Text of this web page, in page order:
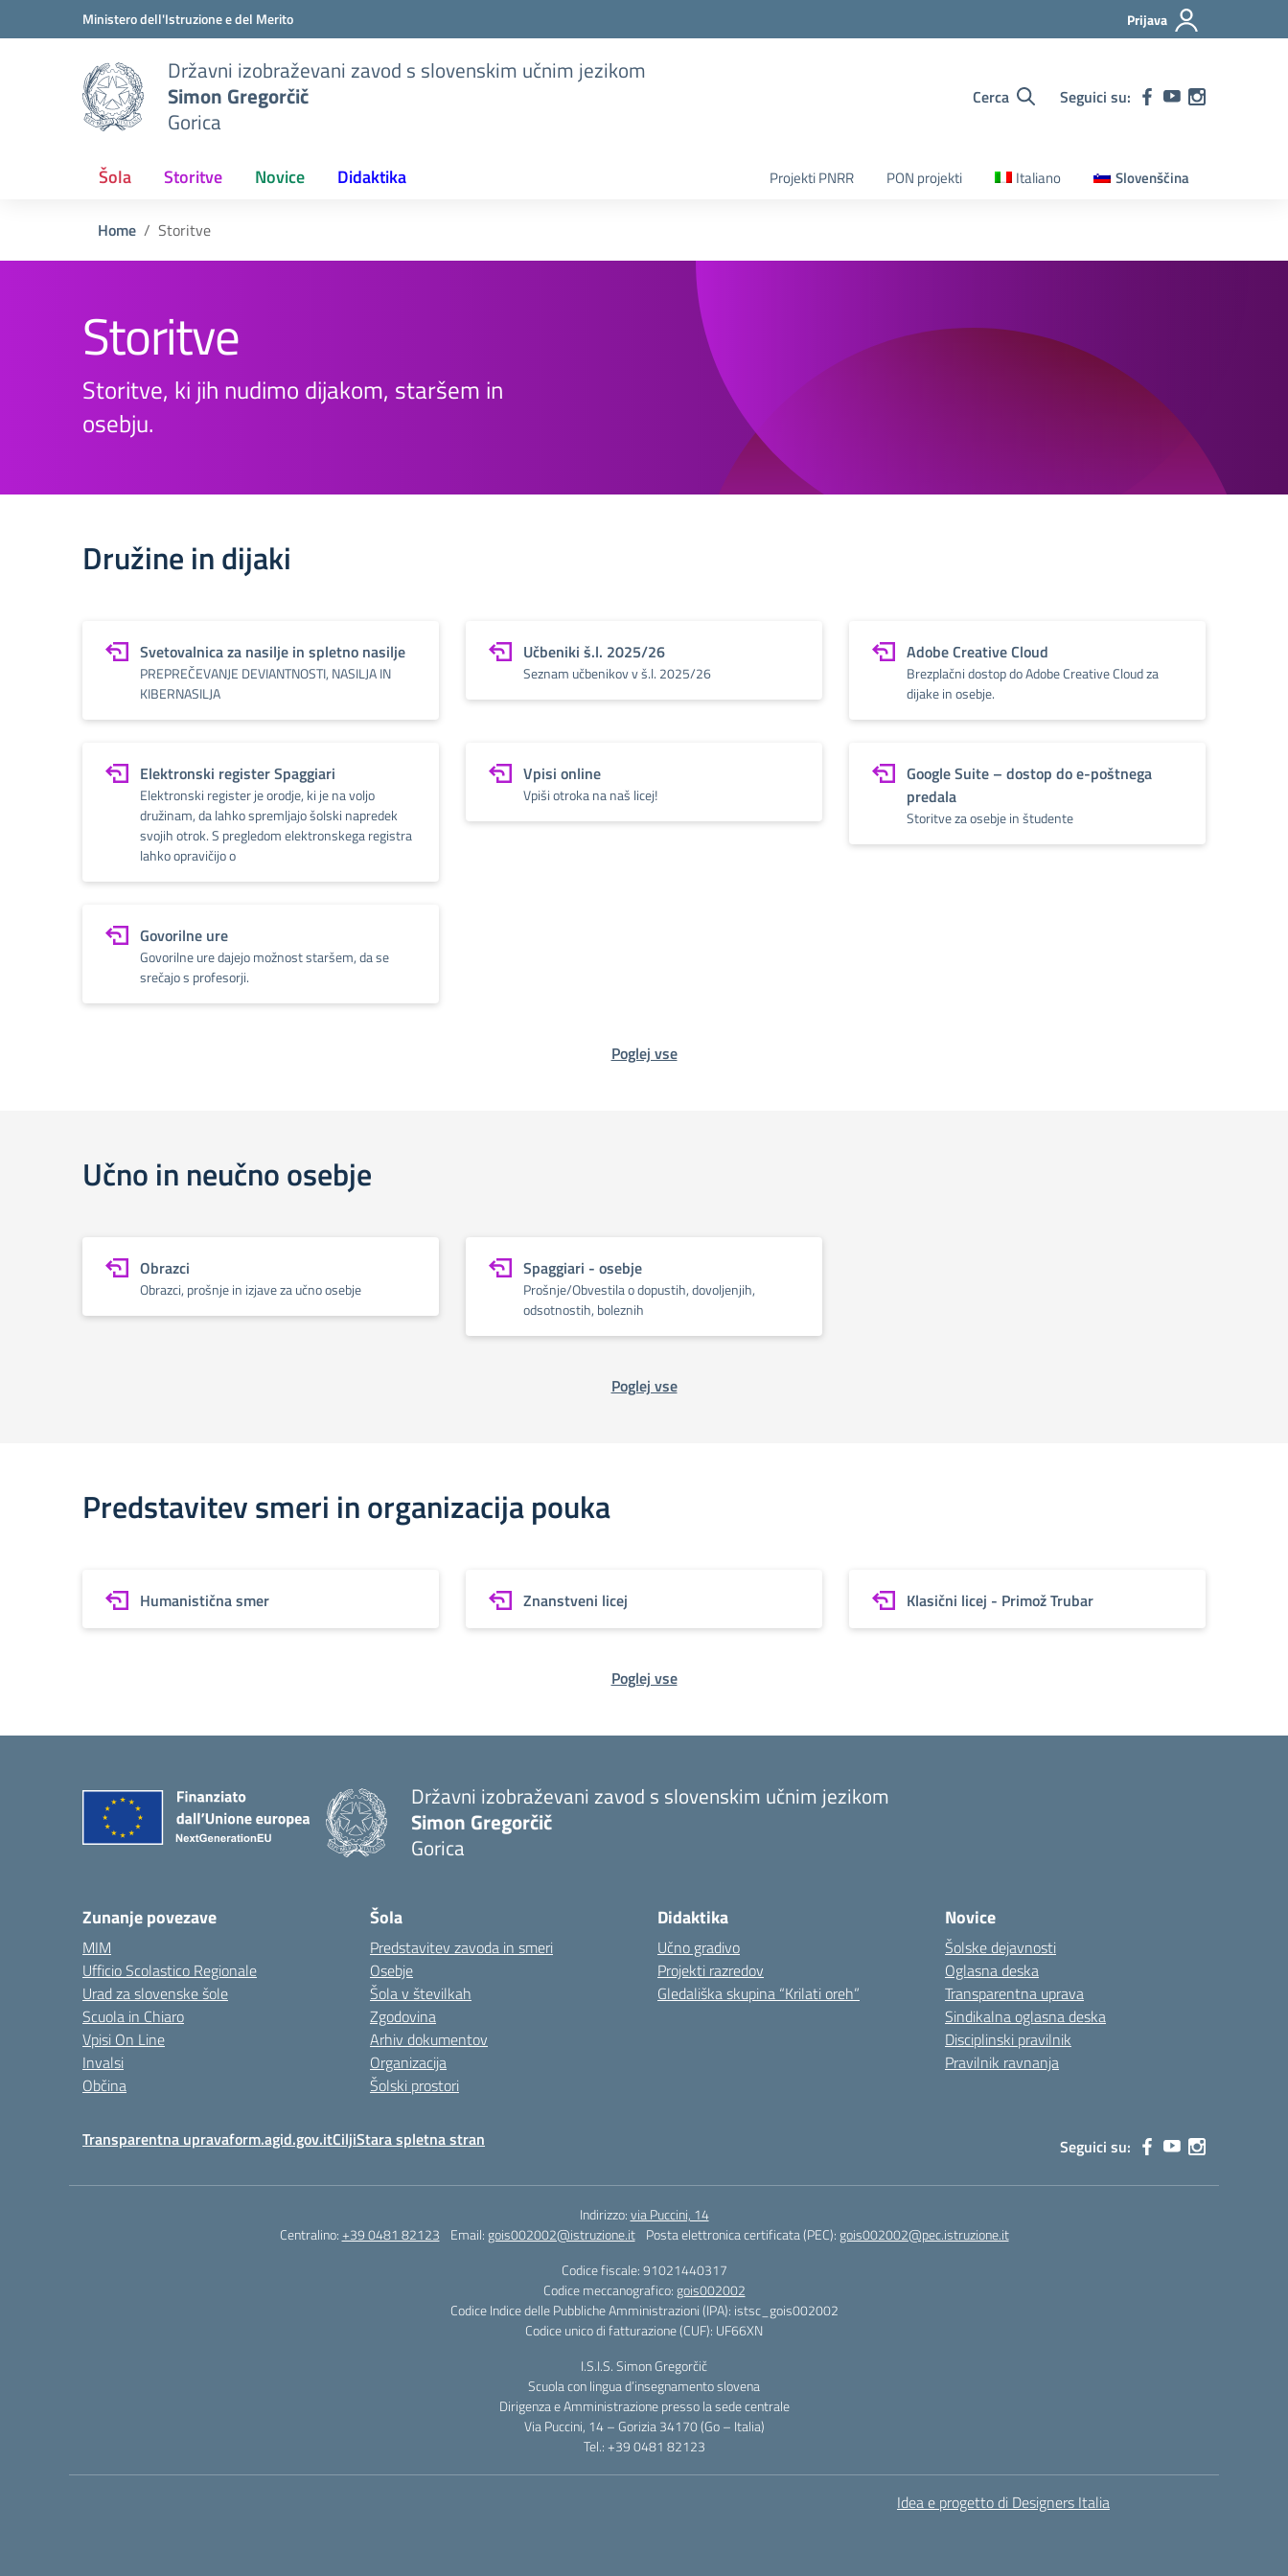
Pojdi na vsebino
Pojdite v meni
Pojdi na nogoMinistero dell'Istruzione e del Merito Prijava
Državni izobraževani zavod s slovenskim učnim jezikom
Simon Gregorčič
Gorica
Cerca Seguici su:
Šola Storitve Novice Didaktika Projekti PNRR PON projekti Italiano Slovenščina
Home Storitve
Storitve
Storitve, ki jih nudimo dijakom, staršem in
osebju.
Družine in dijaki
Svetovalnica za nasilje in spletno nasilje
PREPREČEVANJE DEVIANTNOSTI, NASILJA IN
KIBERNASILJA
Učbeniki š.l. 2025/26
Seznam učbenikov v š.l. 2025/26
Adobe Creative Cloud
Brezplačni dostop do Adobe Creative Cloud za
dijake in osebje.
Elektronski register Spaggiari
Elektronski register je orodje, ki je na voljo
družinam, da lahko spremljajo šolski napredek
svojih otrok. S pregledom elektronskega registra
lahko opravičijo o
Vpisi online
Vpiši otroka na naš licej!
Google Suite – dostop do e-poštnega
predala
Storitve za osebje in študente
Govorilne ure
Govorilne ure dajejo možnost staršem, da se
srečajo s profesorji.
Poglej vse
Učno in neučno osebje
Obrazci
Obrazci, prošnje in izjave za učno osebje
Spaggiari - osebje
Prošnje/Obvestila o dopustih, dovoljenjih,
odsotnostih, boleznih
Poglej vse
Predstavitev smeri in organizacija pouka
Humanistična smer Znanstveni licej Klasični licej - Primož Trubar
Poglej vse
Državni izobraževani zavod s slovenskim učnim jezikom
Simon Gregorčič
Gorica
Zunanje povezave
MIM
Ufficio Scolastico Regionale
Urad za slovenske šole
Scuola in Chiaro
Vpisi On Line
Invalsi
Občina
Šola
Predstavitev zavoda in smeri
Osebje
Šola v številkah
Zgodovina
Arhiv dokumentov
Organizacija
Šolski prostori
Didaktika
Učno gradivo
Projekti razredov
Gledališka skupina “Krilati oreh”
Novice
Šolske dejavnosti
Oglasna deska
Transparentna uprava
Sindikalna oglasna deska
Disciplinski pravilnik
Pravilnik ravnanja
Transparentna upravaform.agid.gov.itCiljiStara spletna stran Seguici su:
Indirizzo:via Puccini, 14
Centralino:+39 0481 82123 Email: gois002002@istruzione.it Posta elettronica certificata (PEC): gois002002@pec.istruzione.it
Codice fiscale: 91021440317
Codice meccanografico: gois002002
Codice Indice delle Pubbliche Amministrazioni (IPA): istsc_gois002002
Codice unico di fatturazione (CUF): UF66XN
I.S.I.S. Simon Gregorčič
Scuola con lingua d’insegnamento slovena
Dirigenza e Amministrazione presso la sede centrale
Via Puccini, 14 – Gorizia 34170 (Go – Italia)
Tel.: +39 0481 82123
Idea e progetto di Designers Italia